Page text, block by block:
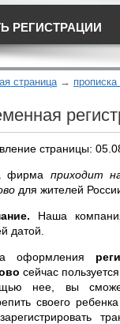
РЕГИСТРАЦИИ
страница
страницы:
фирма приходит
для жителей
Наша
датой.
оформления
сейчас
нее, вы
своего